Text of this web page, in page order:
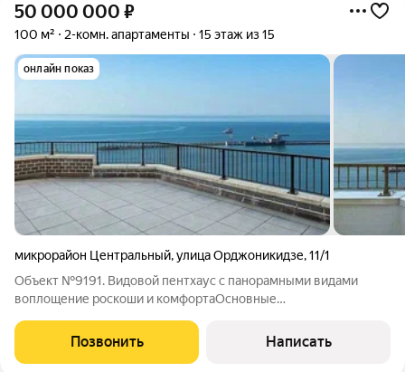
50 000 000 ₽
100 м² 2-комн. апартаменты 15 этаж из 15
онлайн показ
микрорайон Центральный,улица Орджоникидзе,11/1
Объект №9191. Видовой пентхаус с панорамными видами
воплощение роскоши и комфортаОсновные
сторонуМаксимальное освещение естественным
светомИзолированные комнаты для максимального
Позвонить Написать